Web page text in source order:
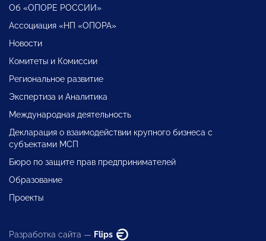
Об «ОПОРЕ РОССИИ»
Ассоциация «НП «ОПОРА»
Новости
Комитеты и Комиссии
Региональное развитие
Экспертиза и Аналитика
Международная деятельность
Декларация о взаимодействии крупного бизнеса с
субъектами МСП
Бюро по защите прав предпринимателей
Образование
Проекты
Разработка сайта — Flips